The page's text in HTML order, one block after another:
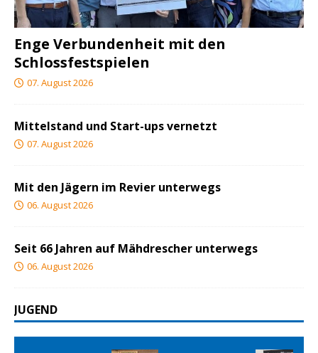
Enge Verbundenheit mit den
Schlossfestspielen
07. August 2026
Mittelstand und Start-ups vernetzt
07. August 2026
Mit den Jägern im Revier unterwegs
06. August 2026
Seit 66 Jahren auf Mähdrescher unterwegs
06. August 2026
JUGEND